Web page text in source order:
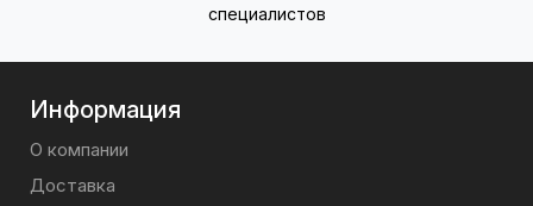
специалистов
Информация
О компании
Доставка